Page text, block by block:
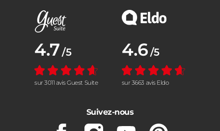
Note moyenne :
4.7 /5
sur 3011 avis Guest Suite
Note moyenne :
4.6 /5
sur 3663 avis Eldo
Suivez-nous